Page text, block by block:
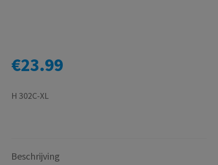
€23.99
H 302C-XL
Beschrijving